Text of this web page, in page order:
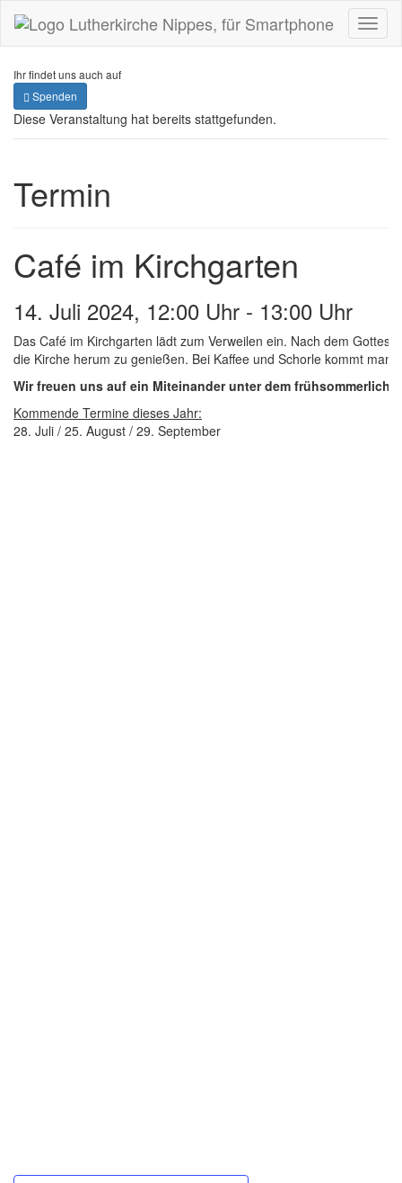
Ihr findet uns auch auf
Spenden
Diese Veranstaltung hat bereits stattgefunden.
Termin
Café im Kirchgarten
14. Juli 2024, 12:00 Uhr - 13:00 Uhr
Das Café im Kirchgarten lädt zum Verweilen ein. Nach dem
die Kirche herum zu genießen. Bei Kaffee und Schorle kommt man
Wir freuen uns auf ein Miteinander unter dem
Kommende Termine dieses Jahr:
28. Juli / 25. August / 29. September